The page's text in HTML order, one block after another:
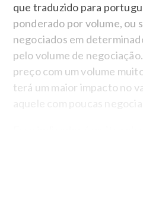
que traduzido para
ponderado por volume, ou
negociados em
pelo volume de
preço com um volume
terá um maior impacto no
aquele com poucas